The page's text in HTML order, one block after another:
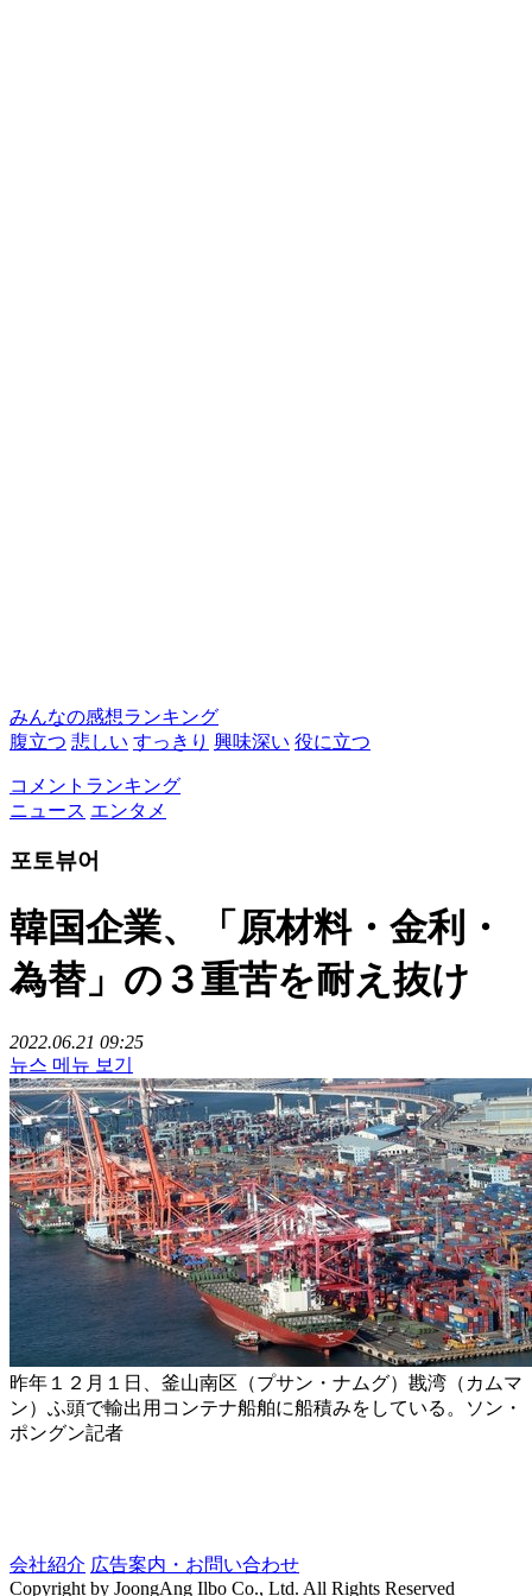
みんなの感想ランキング
腹立つ 悲しい すっきり 興味深い 役に立つ
コメントランキング
ニュース エンタメ
포토뷰어
韓国企業、「原材料・金利・
為替」の３重苦を耐え抜け
2022.06.21 09:25
뉴스 메뉴 보기
昨年１２月１日、釜山南区（プサン・ナムグ）戡湾（カムマ
ン）ふ頭で輸出用コンテナ船舶に船積みをしている。ソン・
ポングン記者
会社紹介 広告案内・お問い合わせ
Copyright by JoongAng Ilbo Co., Ltd. All Rights Reserved